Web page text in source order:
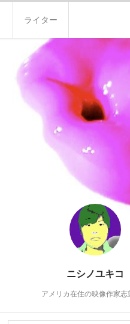
ライター
ニシノユキコ
アメリカ在住の映像作家志